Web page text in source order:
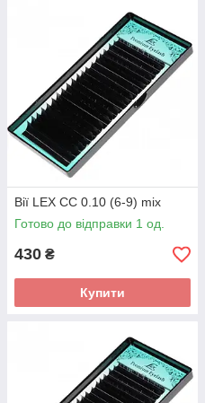
Вії LEX CC 0.10 (6-9) mix
Готово до відправки 1 од.
430 ₴
Купити